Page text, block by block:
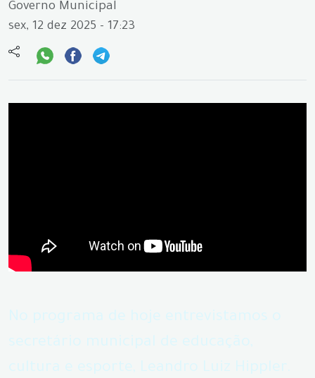
Governo Municipal
sex, 12 dez 2025 - 17:23